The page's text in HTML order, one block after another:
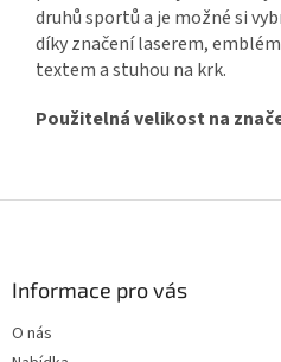
druhů sportů a je možné si
díky značení laserem,
textem a stuhou na krk.
Použitelná velikost na
Informace pro vás
O nás